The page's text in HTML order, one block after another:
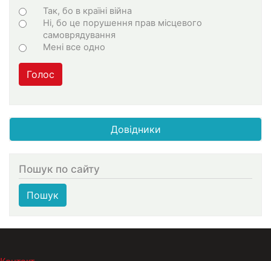
Choices
Так, бо в країні війна
Ні, бо це порушення прав місцевого
самоврядування
Мені все одно
Голос
Довідники
Пошук по сайту
Пошук
МЕНЮ В ПОДВАЛЕ